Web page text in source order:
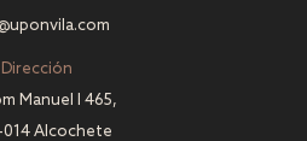
Dirección
Manuel I 465,
014 Alcochete